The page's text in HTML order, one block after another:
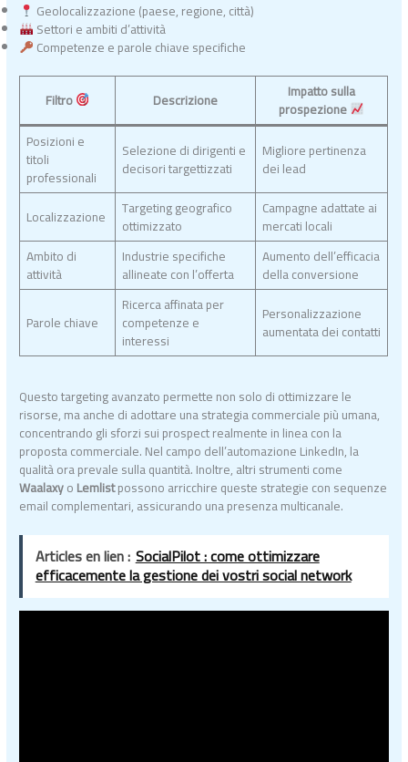
Geolocalizzazione (paese, regione, città)
Settori e ambiti d’attività
Competenze e parole chiave specifiche
Filtro Descrizione Impatto sulla
prospezione
Posizioni e
titoli
professionali
Selezione di dirigenti e
decisori targettizzati
Migliore pertinenza
dei lead
Localizzazione Targeting geografico
ottimizzato
Campagne adattate ai
mercati locali
Ambito di
attività
Industrie specifiche
allineate con l’offerta
Aumento dell’efficacia
della conversione
Parole chiave
Ricerca affinata per
competenze e
interessi
Personalizzazione
aumentata dei contatti
Questo targeting avanzato permette non solo di ottimizzare le
risorse, ma anche di adottare una strategia commerciale più umana,
concentrando gli sforzi sui prospect realmente in linea con la
proposta commerciale. Nel campo dell’automazione LinkedIn, la
qualità ora prevale sulla quantità. Inoltre, altri strumenti come
WaalaxyoLemlistpossono arricchire queste strategie con sequenze
email complementari, assicurando una presenza multicanale.
Articles en lien : SocialPilot : come ottimizzare
efficacemente la gestione dei vostri social network